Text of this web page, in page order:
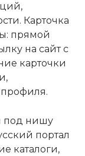
Карточка
прямой
на сайт с
карточки
под нишу
портал
каталоги,